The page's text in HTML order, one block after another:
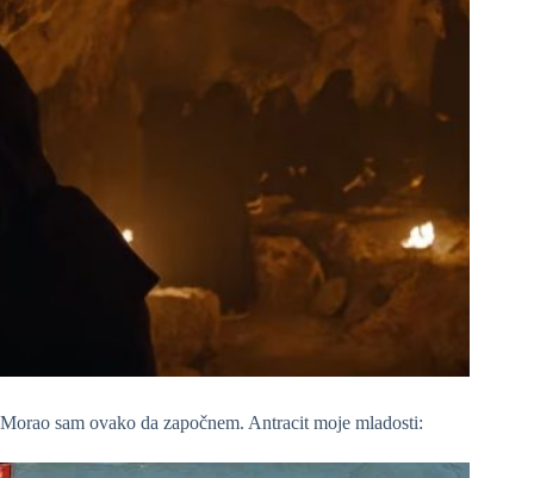
Morao sam ovako da započnem. Antracit moje mladosti: